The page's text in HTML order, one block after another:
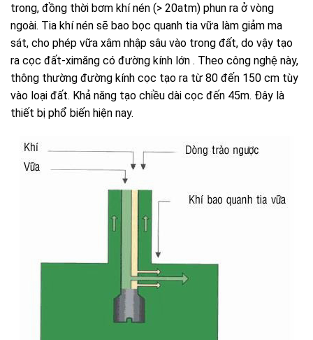
trong, đồng thời bơm khí nén (> 20atm) phun ra ở vòng
ngoài. Tia khí nén sẽ bao bọc quanh tia vữa làm giảm ma
sát, cho phép vữa xâm nhập sâu vào trong đất, do vậy tạo
ra cọc đất-ximăng có đường kính lớn . Theo công nghệ này,
thông thường đường kính cọc tạo ra từ 80 đến 150 cm tùy
vào loại đất. Khả năng tạo chiều dài cọc đến 45m. Đây là
thiết bị phổ biến hiện nay.